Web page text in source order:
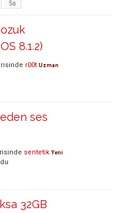
5s
8.1.2)
r00t Uzman
ses
sentetik Yeni
32GB